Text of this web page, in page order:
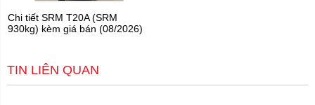
Chi tiết SRM T20A (SRM
930kg) kèm giá bán (08/2026)
TIN LIÊN QUAN